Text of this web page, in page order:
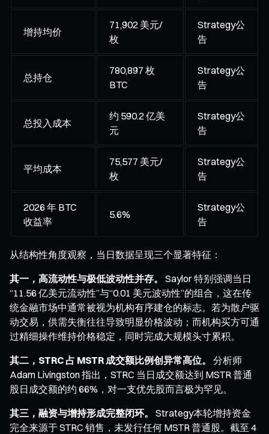
增持均价
71,902 美元/
枚
Strategy公
告
总持仓
780,897 枚
BTC
Strategy公
告
总投入成本
约 590.2 亿美
元
Strategy公
告
平均成本
75,577 美元/
枚
Strategy公
告
2026 年 BTC
收益率
5.6%
Strategy公
告
从结构性角度观察，当日数据呈现三个显著特征：
其一，高流动性与极低波动性并存。
Saylor 特别强调当日
“11.56 亿美元流动性”与“0.01 美元波动性”的组合，这在传
统金融市场中通常被视为机构有序建仓的标志。若为散户驱
动交易，供需失衡往往导致明显价格波动；而机构买方可通
过精细操作维持价格稳定，同时完成大规模头寸累积。
其二，STRC 占 MSTR 成交额比例创异常高位。
分析师
Adam Livingston 指出，STRC 当日成交额达到 MSTR 普通
股日成交额的约 66%，对一支优先股而言极为罕见。
其三，融资与增持形成完整闭环。
Strategy本轮增持资金
完全来源于 STRC 销售，未发行任何 MSTR 普通股。截至 4